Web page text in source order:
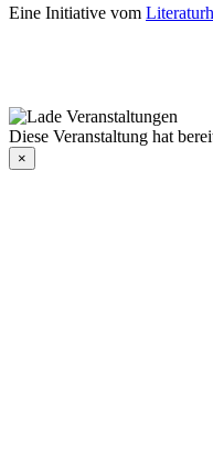
Eine Initiative vom
Diese Veranstaltung hat
×